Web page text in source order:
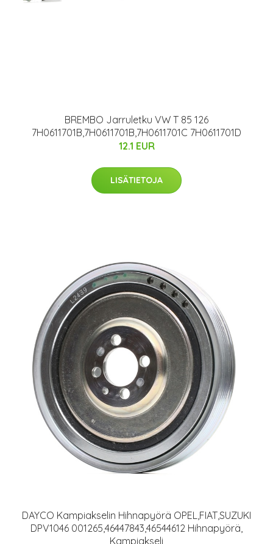
BREMBO Jarruletku VW T 85 126
7H0611701B,7H0611701B,7H0611701C 7H0611701D
12.1 EUR
LISÄTIETOJA
DAYCO Kampiakselin Hihnapyörä OPEL,FIAT,SUZUKI
DPV1046 001265,46447843,46544612 Hihnapyörä,
Kampiakseli